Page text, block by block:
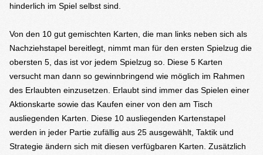
hinderlich im Spiel selbst sind.
Von den 10 gut gemischten Karten, die man links neben sich als
Nachziehstapel bereitlegt, nimmt man für den ersten Spielzug die
obersten 5, das ist vor jedem Spielzug so. Diese 5 Karten
versucht man dann so gewinnbringend wie möglich im Rahmen
des Erlaubten einzusetzen. Erlaubt sind immer das Spielen einer
Aktionskarte sowie das Kaufen einer von den am Tisch
ausliegenden Karten. Diese 10 ausliegenden Kartenstapel
werden in jeder Partie zufällig aus 25 ausgewählt, Taktik und
Strategie ändern sich mit diesen verfügbaren Karten. Zusätzlich